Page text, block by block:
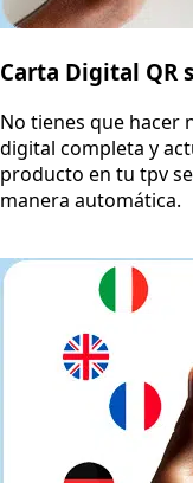
Carta Digital QR
No tienes que hacer
digital completa y
producto en tu tpv
manera automática.